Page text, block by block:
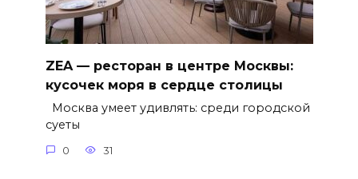
ZEA — ресторан в центре Москвы:
кусочек моря в сердце столицы
Москва умеет удивлять: среди городской
суеты
0 31